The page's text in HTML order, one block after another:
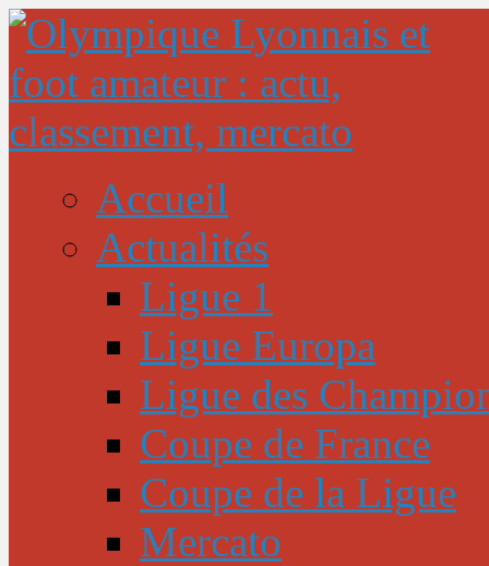
Accueil
Actualités
Ligue 1
Ligue Europa
Ligue des
Coupe de France
Coupe de la Ligue
Mercato